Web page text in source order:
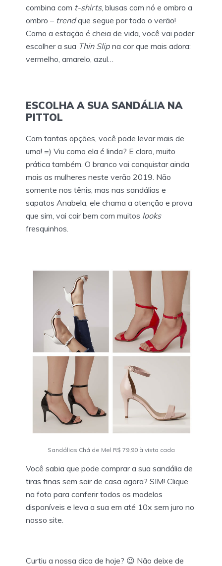
combina com t-shirts, blusas com nó e ombro a
ombro – trendque segue por todo o verão!
Como a estação é cheia de vida, você vai poder
escolher a sua Thin Slip na cor que mais adora:
vermelho, amarelo, azul…
ESCOLHA A SUA SANDÁLIA NA
PITTOL
Com tantas opções, você pode levar mais de
uma! =) Viu como ela é linda? E claro, muito
prática também. O branco vai conquistar ainda
mais as mulheres neste verão 2019. Não
somente nos tênis, mas nas sandálias e
sapatos Anabela, ele chama a atenção e prova
que sim, vai cair bem com muitos looks
fresquinhos.
Sandálias Chá de Mel R$ 79,90 à vista cada
Você sabia que pode comprar a sua sandália de
tiras finas sem sair de casa agora? SIM! Clique
na foto para conferir todos os modelos
disponíveis e leva a sua em até 10x sem juro no
nosso site.
Curtiu a nossa dica de hoje? 😉 Não deixe de